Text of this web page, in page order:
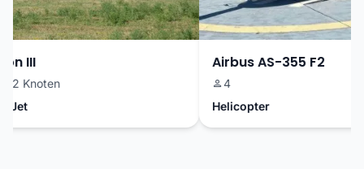
III
Knoten
Airbus AS-355 F2
4
Helicopter